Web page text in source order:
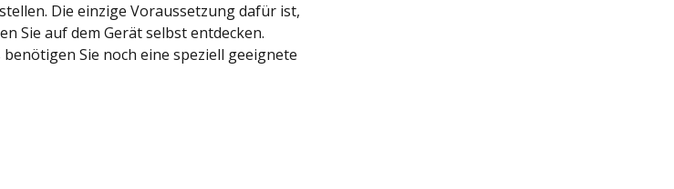
Die einzige Voraussetzung dafür ist,
Sie auf dem Gerät selbst entdecken.
Sie noch eine speziell geeignete